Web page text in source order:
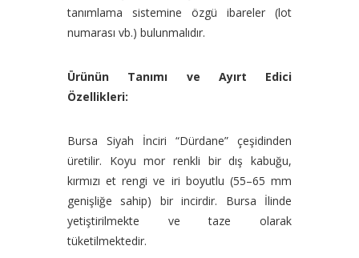
tanımlama sistemine özgü ibareler (lot
numarası vb.) bulunmalıdır.
Ürünün Tanımı ve Ayırt Edici
Özellikleri:
Bursa Siyah İnciri “Dürdane” çeşidinden
üretilir. Koyu mor renkli bir dış kabuğu,
kırmızı et rengi ve iri boyutlu (55–65 mm
genişliğe sahip) bir incirdir. Bursa İlinde
yetiştirilmekte ve taze olarak
tüketilmektedir.